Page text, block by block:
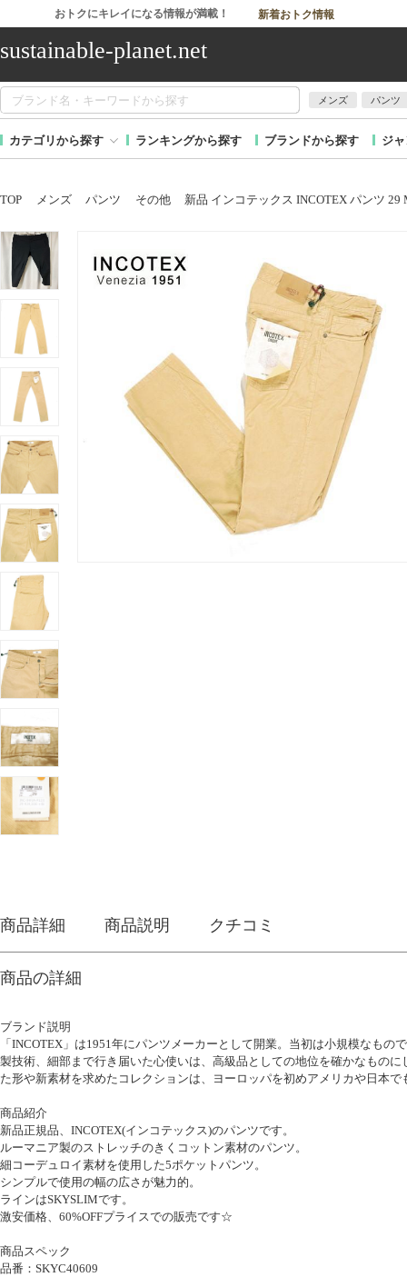
おトクにキレイになる情報が満載！ 新着おトク情報
sustainable-planet.net
メンズ パンツ
カテゴリから探す ランキングから探す ブランドから探す ジ
TOP メンズ パンツ その他 新品 インコテックス INCOTEX パンツ 29
商品詳細 商品説明 クチコミ
商品の詳細
ブランド説明
「INCOTEX」は1951年にパンツメーカーとして開業。当初は小規模なも
製技術、細部まで行き届いた心使いは、高級品としての地位を確かなもの
た形や新素材を求めたコレクションは、ヨーロッパを初めアメリカや日本
商品紹介
新品正規品、INCOTEX(インコテックス)のパンツです。
ルーマニア製のストレッチのきくコットン素材のパンツ。
細コーデュロイ素材を使用した5ポケットパンツ。
シンプルで使用の幅の広さが魅力的。
ラインはSKYSLIMです。
激安価格、60%OFFプライスでの販売です☆
商品スペック
品番：SKYC40609